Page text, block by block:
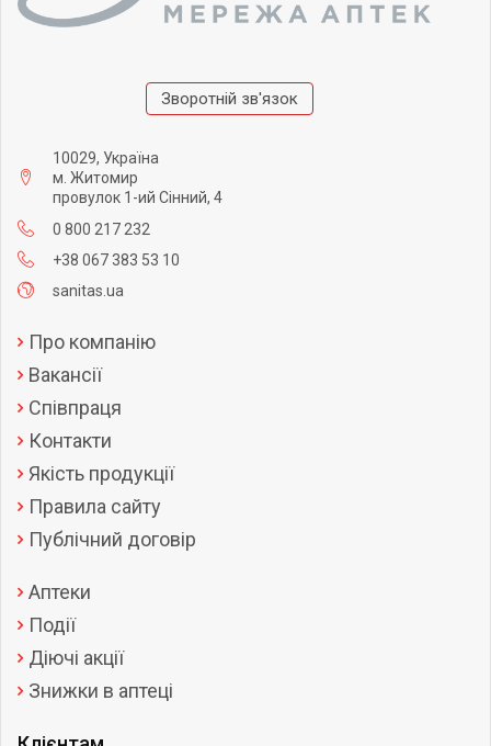
Зворотній зв'язок
10029, Україна
м. Житомир
провулок 1-ий Сінний, 4
0 800 217 232
+38 067 383 53 10
sanitas.ua
Про компанію
Вакансії
Співпраця
Контакти
Якість продукції
Правила сайту
Публічний договір
Аптеки
Події
Діючі акції
Знижки в аптеці